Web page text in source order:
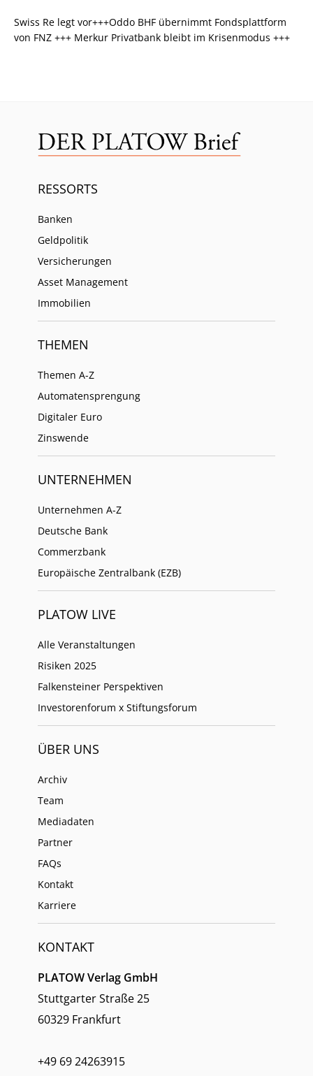
Swiss Re legt vor+++Oddo BHF übernimmt Fondsplattform
von FNZ +++ Merkur Privatbank bleibt im Krisenmodus +++
RESSORTS
Banken
Geldpolitik
Versicherungen
Asset Management
Immobilien
THEMEN
Themen A-Z
Automatensprengung
Digitaler Euro
Zinswende
UNTERNEHMEN
Unternehmen A-Z
Deutsche Bank
Commerzbank
Europäische Zentralbank (EZB)
PLATOW LIVE
Alle Veranstaltungen
Risiken 2025
Falkensteiner Perspektiven
Investorenforum x Stiftungsforum
ÜBER UNS
Archiv
Team
Mediadaten
Partner
FAQs
Kontakt
Karriere
KONTAKT
PLATOW Verlag GmbH
Stuttgarter Straße 25
60329 Frankfurt
+49 69 24263915